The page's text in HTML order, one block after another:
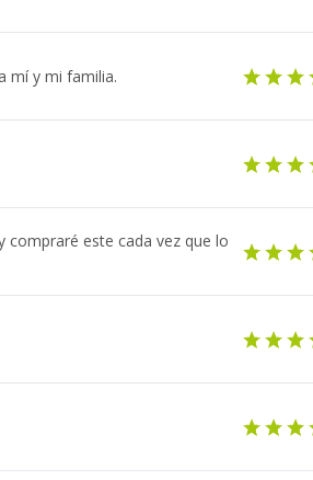
mí y mi familia.
este cada vez que lo